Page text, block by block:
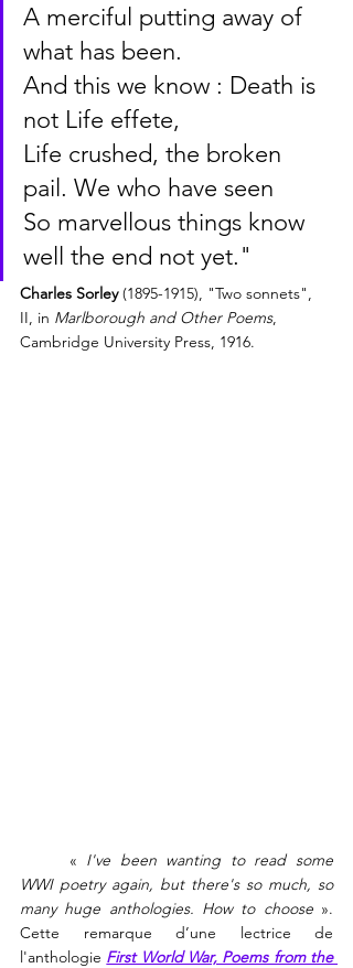
A merciful putting away of
what has been.
And this we know : Death is
not Life effete,
Life crushed, the broken
pail. We who have seen
So marvellous things know
well the end not yet."
Charles Sorley (1895-1915), "Two sonnets",
II, in Marlborough and Other Poems,
Cambridge University Press, 1916.
	«
I've been wanting to read some
WWI poetry again, but there's so much, so
many huge anthologies. How to choose ».
Cette remarque d’une lectrice de
l'anthologie First World War, Poems from the